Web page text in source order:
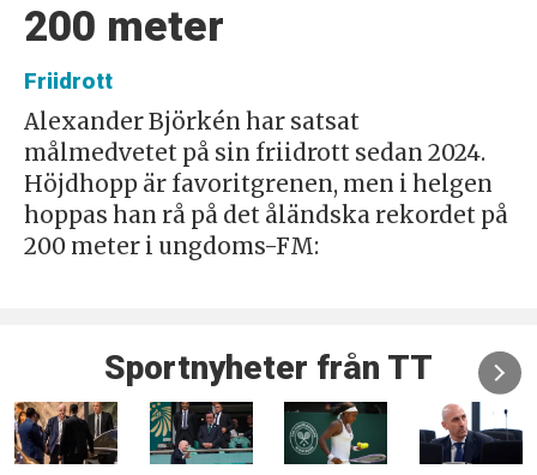
200 meter
Friidrott
Alexander Björkén har satsat
målmedvetet på sin friidrott sedan 2024.
Höjdhopp är favoritgrenen, men i helgen
hoppas han rå på det åländska rekordet på
200 meter i ungdoms-FM:
Sportnyheter från TT